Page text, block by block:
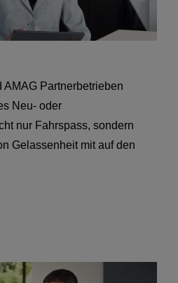
AMAG Partnerbetrieben
Neu- oder
nur Fahrspass, sondern
Gelassenheit mit auf den